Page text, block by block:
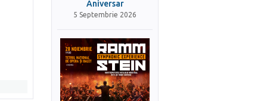
Aniversar
5 Septembrie 2026